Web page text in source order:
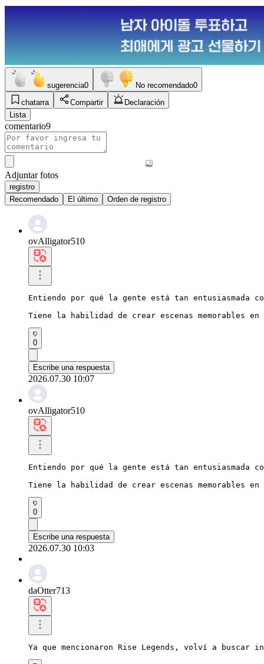
sugerencia0 No recomendado0
chatarra
Compartir
Declaración
Lista
comentario9
Adjuntar fotos
registro
Recomendado
El último Orden de registro
ovAlligator510
Entiendo por qué la gente está tan entusiasmada
Tiene la habilidad de crear escenas memorables en
0
Escribe una respuesta
2026.07.30 10:07
ovAlligator510
Entiendo por qué la gente está tan entusiasmada
Tiene la habilidad de crear escenas memorables en
0
Escribe una respuesta
2026.07.30 10:03
daOtter713
Ya que mencionaron Rise Legends, volví a